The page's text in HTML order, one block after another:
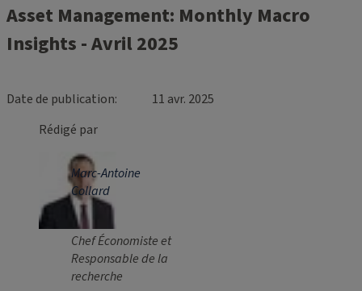
Asset Management: Monthly Macro
Insights - Avril 2025
Date de publication
11 avr. 2025
Rédigé par
Marc-Antoine
Collard
Chef Économiste et
Responsable de la
recherche